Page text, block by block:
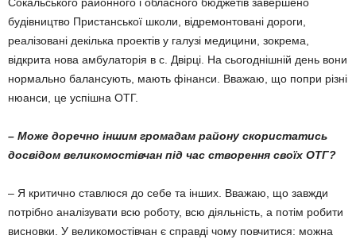
Сокальського районного і обласного бюджетів завершено
будівництво Пристанської школи, відремонтовані дороги,
реалізовані декілька проектів у галузі медицини, зокрема,
відкрита нова амбулаторія в с. Двірці. На сьогоднішній день вони
нормально балансують, мають фінанси. Вважаю, що попри різні
нюанси, це успішна ОТГ.
– Може доречно іншим громадам району скористатись
досвідом великомостівчан під час створення своїх ОТГ?
– Я критично ставлюся до себе та інших. Вважаю, що завжди
потрібно аналізувати всю роботу, всю діяльність, а потім робити
виснов­ки. У великомостівчан є справді чому повчити­ся: можна